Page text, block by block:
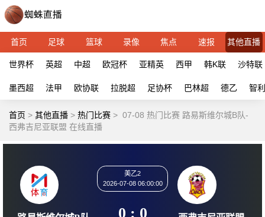
首页 足球 篮球 录像 焦点 速报 其他直播
世界杯 英超 中超 欧冠杯 亚精英 西甲 韩K联 沙特联
墨西超 法甲 欧协联 拉脱超 足协杯 巴林超 德乙 智
首页 > 其他直播 > 热门比赛 > 07-08 热门比赛 路易斯维尔城B队-
西弗吉尼亚联盟 在线直播